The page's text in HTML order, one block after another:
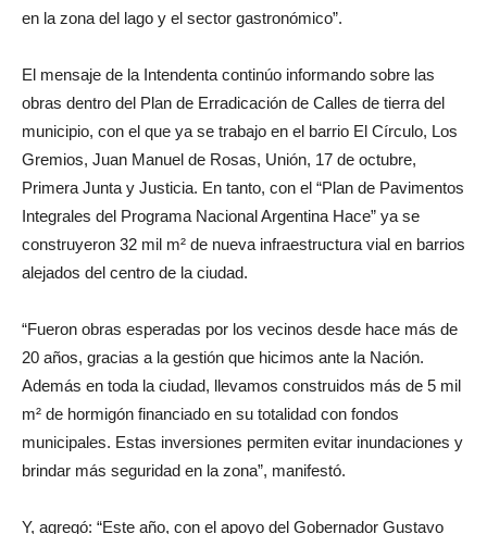
en la zona del lago y el sector gastronómico”.
El mensaje de la Intendenta continúo informando sobre las
obras dentro del Plan de Erradicación de Calles de tierra del
municipio, con el que ya se trabajo en el barrio El Círculo, Los
Gremios, Juan Manuel de Rosas, Unión, 17 de octubre,
Primera Junta y Justicia. En tanto, con el “Plan de Pavimentos
Integrales del Programa Nacional Argentina Hace” ya se
construyeron 32 mil m² de nueva infraestructura vial en barrios
alejados del centro de la ciudad.
“Fueron obras esperadas por los vecinos desde hace más de
20 años, gracias a la gestión que hicimos ante la Nación.
Además en toda la ciudad, llevamos construidos más de 5 mil
m² de hormigón financiado en su totalidad con fondos
municipales. Estas inversiones permiten evitar inundaciones y
brindar más seguridad en la zona”, manifestó.
Y, agregó: “Este año, con el apoyo del Gobernador Gustavo